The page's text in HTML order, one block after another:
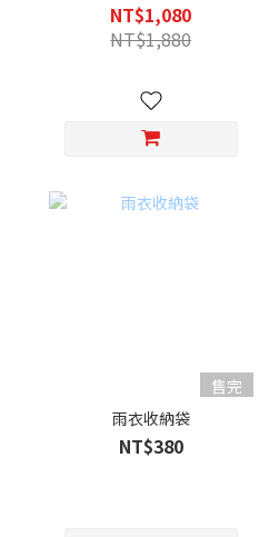
NT$1,080
NT$1,880
售完
雨衣收納袋
NT$380